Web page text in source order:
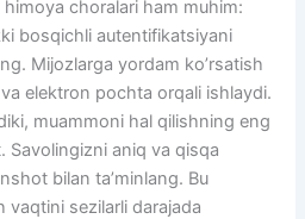
choralari ham muhim:
bosqichli autentifikatsiyani
Mijozlarga yordam ko’rsatish
elektron pochta orqali ishlaydi.
muammoni hal qilishning eng
Savolingizni aniq va qisqa
bilan ta’minlang. Bu
sezilarli darajada